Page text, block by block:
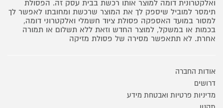
ואלקטרונית דומה למוצר אותו רכשת בבית עסק זה. הפסולת
תימסר למוביל שיספק לך את המוצר שרכשת ומחובתו לאפשר לך
למסור במועד האספקה פסולת ציוד חשמלי ואלקטרוני דומה,
בכמות או במשקל, למוצר החדש וזאת ללא תשלום או תמורה
אחרת. לא תתאפשר מסירה של פסולת מזיקה
אודות החברה
דרושים
מדיניות פרטיות ואבטחת מידע